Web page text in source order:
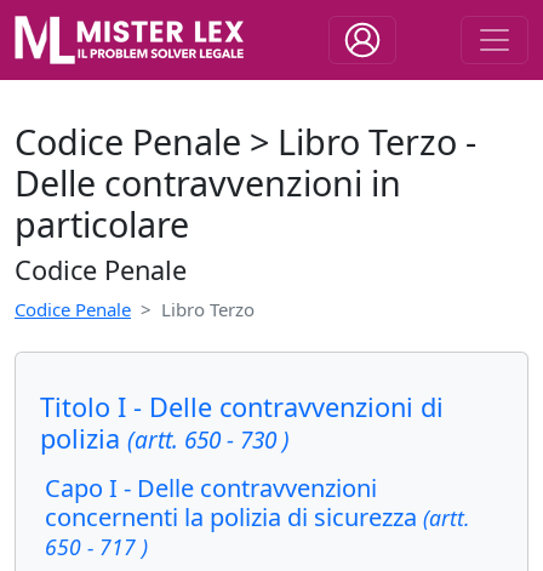
Codice Penale > Libro Terzo -
Delle contravvenzioni in
particolare
Codice Penale
Codice Penale Libro Terzo
Titolo I - Delle contravvenzioni di
polizia (artt. 650 - 730 )
Capo I - Delle contravvenzioni
concernenti la polizia di sicurezza (artt.
650 - 717 )